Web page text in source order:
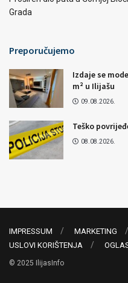
Grada
Preporučujemo
Izdaje se
m² u Ilijašu
09.08.2026.
Teško
08.08.2026.
IMPRESSUM MARKETING
USLOVI KORIŠTENJA
© 2025 IlijasInfo